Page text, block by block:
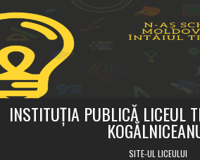
to
INSTITUȚIA PUBLICĂ LICEUL
SITE-UL LICEULUI